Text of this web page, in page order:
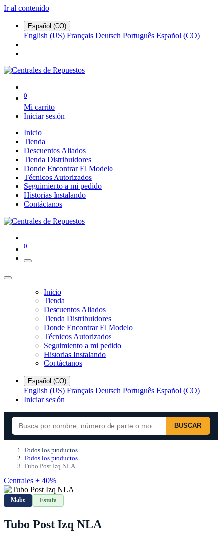
Ir al contenido
Español (CO)
English (US) Français Deutsch Português Español (CO)
0
Mi carrito
Iniciar sesión
Inicio
Tienda
Descuentos Aliados
Tienda Distribuidores
Donde Encontrar El Modelo
Técnicos Autorizados
Seguimiento a mi pedido
Historias Instalando
Contáctanos
0
Inicio
Tienda
Descuentos Aliados
Tienda Distribuidores
Donde Encontrar El Modelo
Técnicos Autorizados
Seguimiento a mi pedido
Historias Instalando
Contáctanos
Español (CO)
English (US) Français Deutsch Português Español (CO)
Iniciar sesión
BUSCAR
Todos los productos
Todos los productos
Tubo Post Izq NLA
Centrales + 40%
Mabe Estufa
Tubo Post Izq NLA